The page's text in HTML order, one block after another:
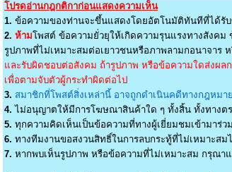
โปรดอ่านกฎกติกาก่อนแสดงความเห็น
1. ข้อความของท่านจะขึ้นแสดงโดยอัตโนมัติทันทีที่ได้รั
2. ห้ามโพสต์ ข้อความยั่วยุให้เกิดความรุนแรงทางสังคม
รูปภาพที่ไม่เหมาะสมต่อเยาวชนหรือภาพลามกอนาจาร
และรับผิดชอบต่อสังคม ถ้ารูปภาพ หรือข้อความใดส่งผล
เพื่อตามจับตัวผู้กระทำผิดต่อไป
3. สมาชิกที่โพสต์สิ่งเหล่านี้ อาจถูกดำเนินคดีทางกฎหมา
4. ไม่อนุญาตให้มีการโฆษณาสินค้าใด ๆ ทั้งสิ้น ทั้งทางต
5. ทุกความคิดเห็นเป็นข้อความที่ทางผู้เยี่ยมชมเข้ามาร่ว
6. ทางทีมงานขอสงวนสิทธิ์ในการลบกระทู้ที่ไม่เหมาะส
7. หากพบเห็นรูปภาพ หรือข้อความที่ไม่เหมาะสม กรุณา